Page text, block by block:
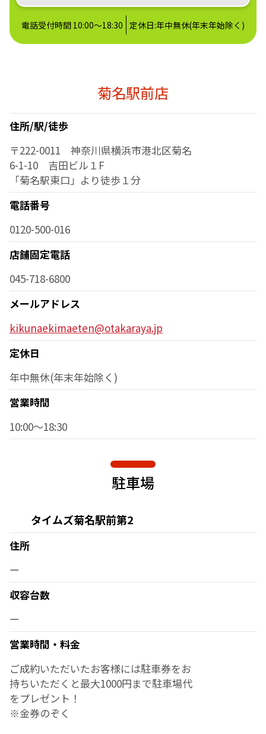
電話受付時間 10:00～18:30 定休日:年中無休(年末年始除く)
菊名駅前店
住所/駅/徒歩
〒222-0011 神奈川県横浜市港北区菊名
6-1-10 吉田ビル１F
「菊名駅東口」より徒歩１分
電話番号
0120-500-016
店舗固定電話
045-718-6800
メールアドレス
kikunaekimaeten@otakaraya.jp
定休日
年中無休(年末年始除く)
営業時間
10:00～18:30
駐車場
タイムズ菊名駅前第2
住所
ー
収容台数
ー
営業時間・料金
ご成約いただいたお客様には駐車券をお
持ちいただくと最大1000円まで駐車場代
をプレゼント！
※金券のぞく